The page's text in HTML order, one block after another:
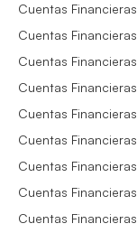
Cuentas
Cuentas
Cuentas
Cuentas
Cuentas
Cuentas
Cuentas
Cuentas
Cuentas